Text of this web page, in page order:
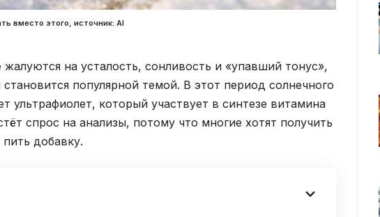
вместо этого, источник: Al
на усталость, сонливость и «упавший тонус»,
популярной темой. В этот период солнечного
ультрафиолет, который участвует в синтезе витамина
спрос на анализы, потому что многие хотят получить
добавку.